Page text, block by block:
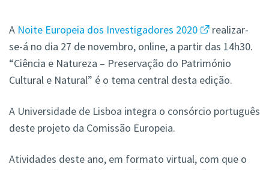
A Noite Europeia dos Investigadores 2020
realizar-
se-á no dia 27 de novembro, online, a partir das 14h30.
“Ciência e Natureza – Preservação do Património
Cultural e Natural” é o tema central desta edição.
A Universidade de Lisboa integra o consórcio português
deste projeto da Comissão Europeia.
Atividades deste ano, em formato virtual, com que o